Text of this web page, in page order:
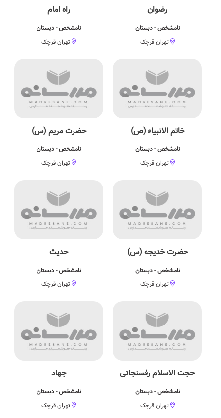
رضوان
نامشخص - دبستان
تهران قرچک
راه امام
نامشخص - دبستان
تهران قرچک
خاتم الانبیاء (ص)
نامشخص - دبستان
تهران قرچک
حضرت مریم (س)
نامشخص - دبستان
تهران قرچک
حضرت خدیجه (س)
نامشخص - دبستان
تهران قرچک
حدیث
نامشخص - دبستان
تهران قرچک
حجت الاسلام رفسنجانی
نامشخص - دبستان
تهران قرچک
جهاد
نامشخص - دبستان
تهران قرچک